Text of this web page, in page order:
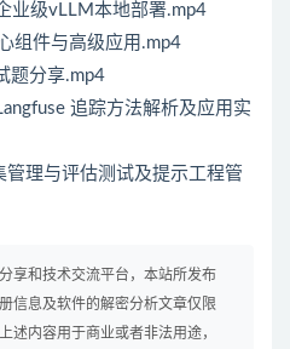
业级vLLM本地部署.mp4
组件与高级应用.mp4
题分享.mp4
追踪方法解析及应用实
理与评估测试及提示工程管
享和技术交流平台，本站所发布
信息及软件的解密分析文章仅限
述内容用于商业或者非法用途，